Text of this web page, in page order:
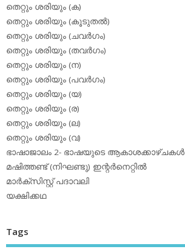
തെറ്റും ശരിയും (ക)
തെറ്റും ശരിയും (കൂടുതല്‍)
തെറ്റും ശരിയും (ചവര്‍ഗം)
തെറ്റും ശരിയും (തവര്‍ഗം)
തെറ്റും ശരിയും (ന)
തെറ്റും ശരിയും (പവര്‍ഗം)
തെറ്റും ശരിയും (യ)
തെറ്റും ശരിയും (ര)
തെറ്റും ശരിയും (ല)
തെറ്റും ശരിയും (വ)
ഭാഷാജാലം 2- ഭാഷയുടെ ആകാശക്കാഴ്ചകള്‍
മഷിത്തണ്ട് (നിഘണ്ടു) ഇന്റര്‍നെറ്റില്‍
മാര്‍ക്‌സിസ്റ്റ് പദാവലി
യക്ഷിക്കഥ
Tags